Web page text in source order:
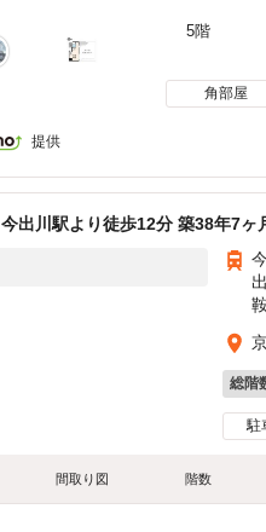
5階
角部屋
提供
今出川駅より徒歩12分 築38年7ヶ
総階
駐
間取り図 階数